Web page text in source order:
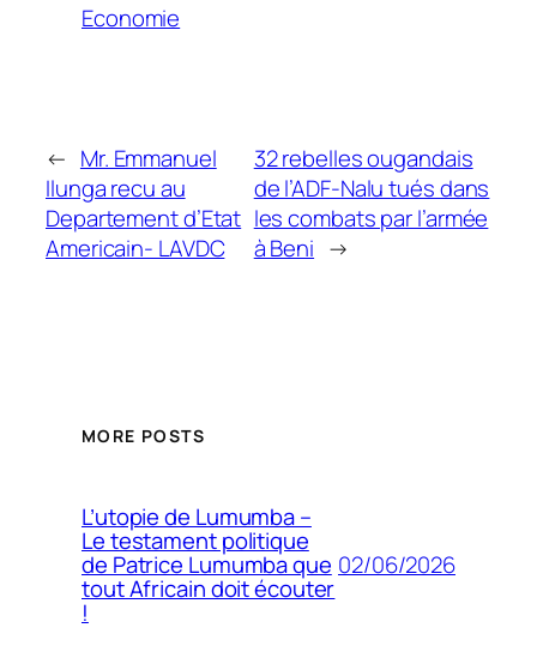
Economie
← Mr. Emmanuel
Ilunga recu au
Departement d’Etat
Americain- LAVDC
32 rebelles ougandais
de l’ADF-Nalu tués dans
les combats par l’armée
à Beni →
MORE POSTS
L’utopie de Lumumba –
Le testament politique
de Patrice Lumumba que
tout Africain doit écouter
!
02/06/2026